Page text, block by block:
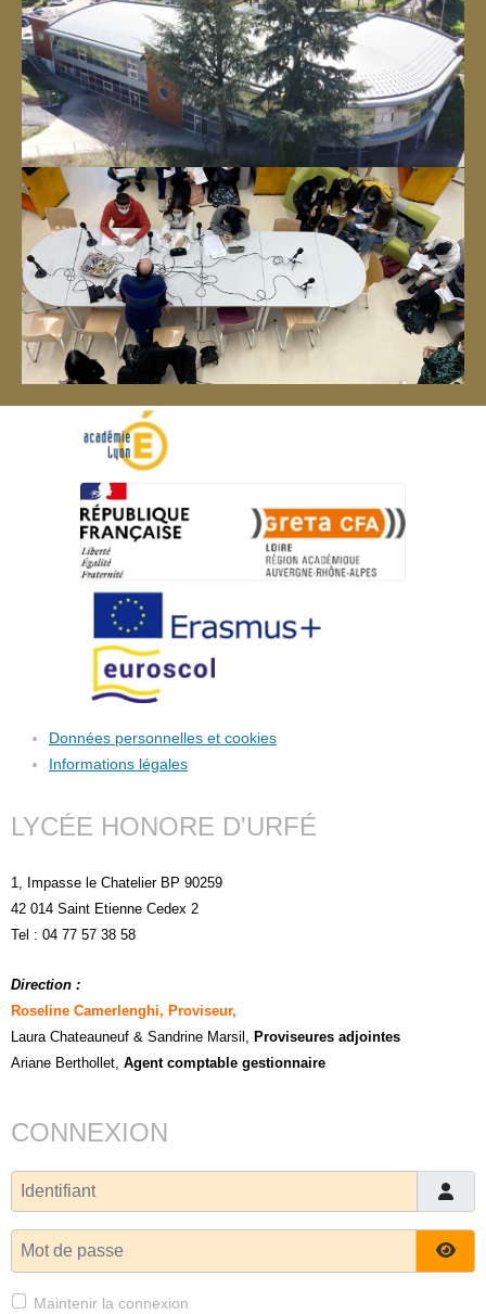
Données personnelles et cookies
Informations légales
LYCÉE HONORE D'URFÉ
1, Impasse le Chatelier BP 90259
42 014 Saint Etienne Cedex 2
Tel : 04 77 57 38 58
Direction :
Roseline Camerlenghi, Proviseur,
Laura Chateauneuf & Sandrine Marsil
Proviseures adjointes
Ariane Berthollet, Agent comptable gestionnaire
CONNEXION
Identifiant
Mot de passe
Maintenir la connexion